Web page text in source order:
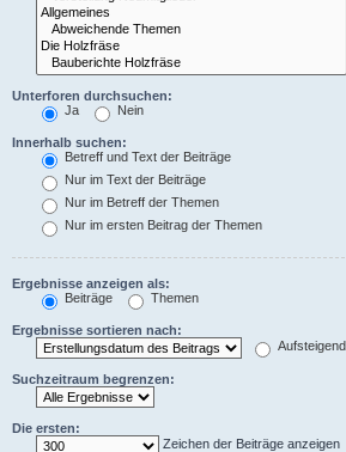
Unterforen durchsuchen:
Ja
Nein
Innerhalb suchen:
Betreff und Text der Beiträge
Nur im Text der Beiträge
Nur im Betreff der Themen
Nur im ersten Beitrag der Themen
Ergebnisse anzeigen als:
Beiträge
Themen
Ergebnisse sortieren nach:
Aufsteigend
Suchzeitraum begrenzen:
Die ersten:
Zeichen der Beiträge anzeigen